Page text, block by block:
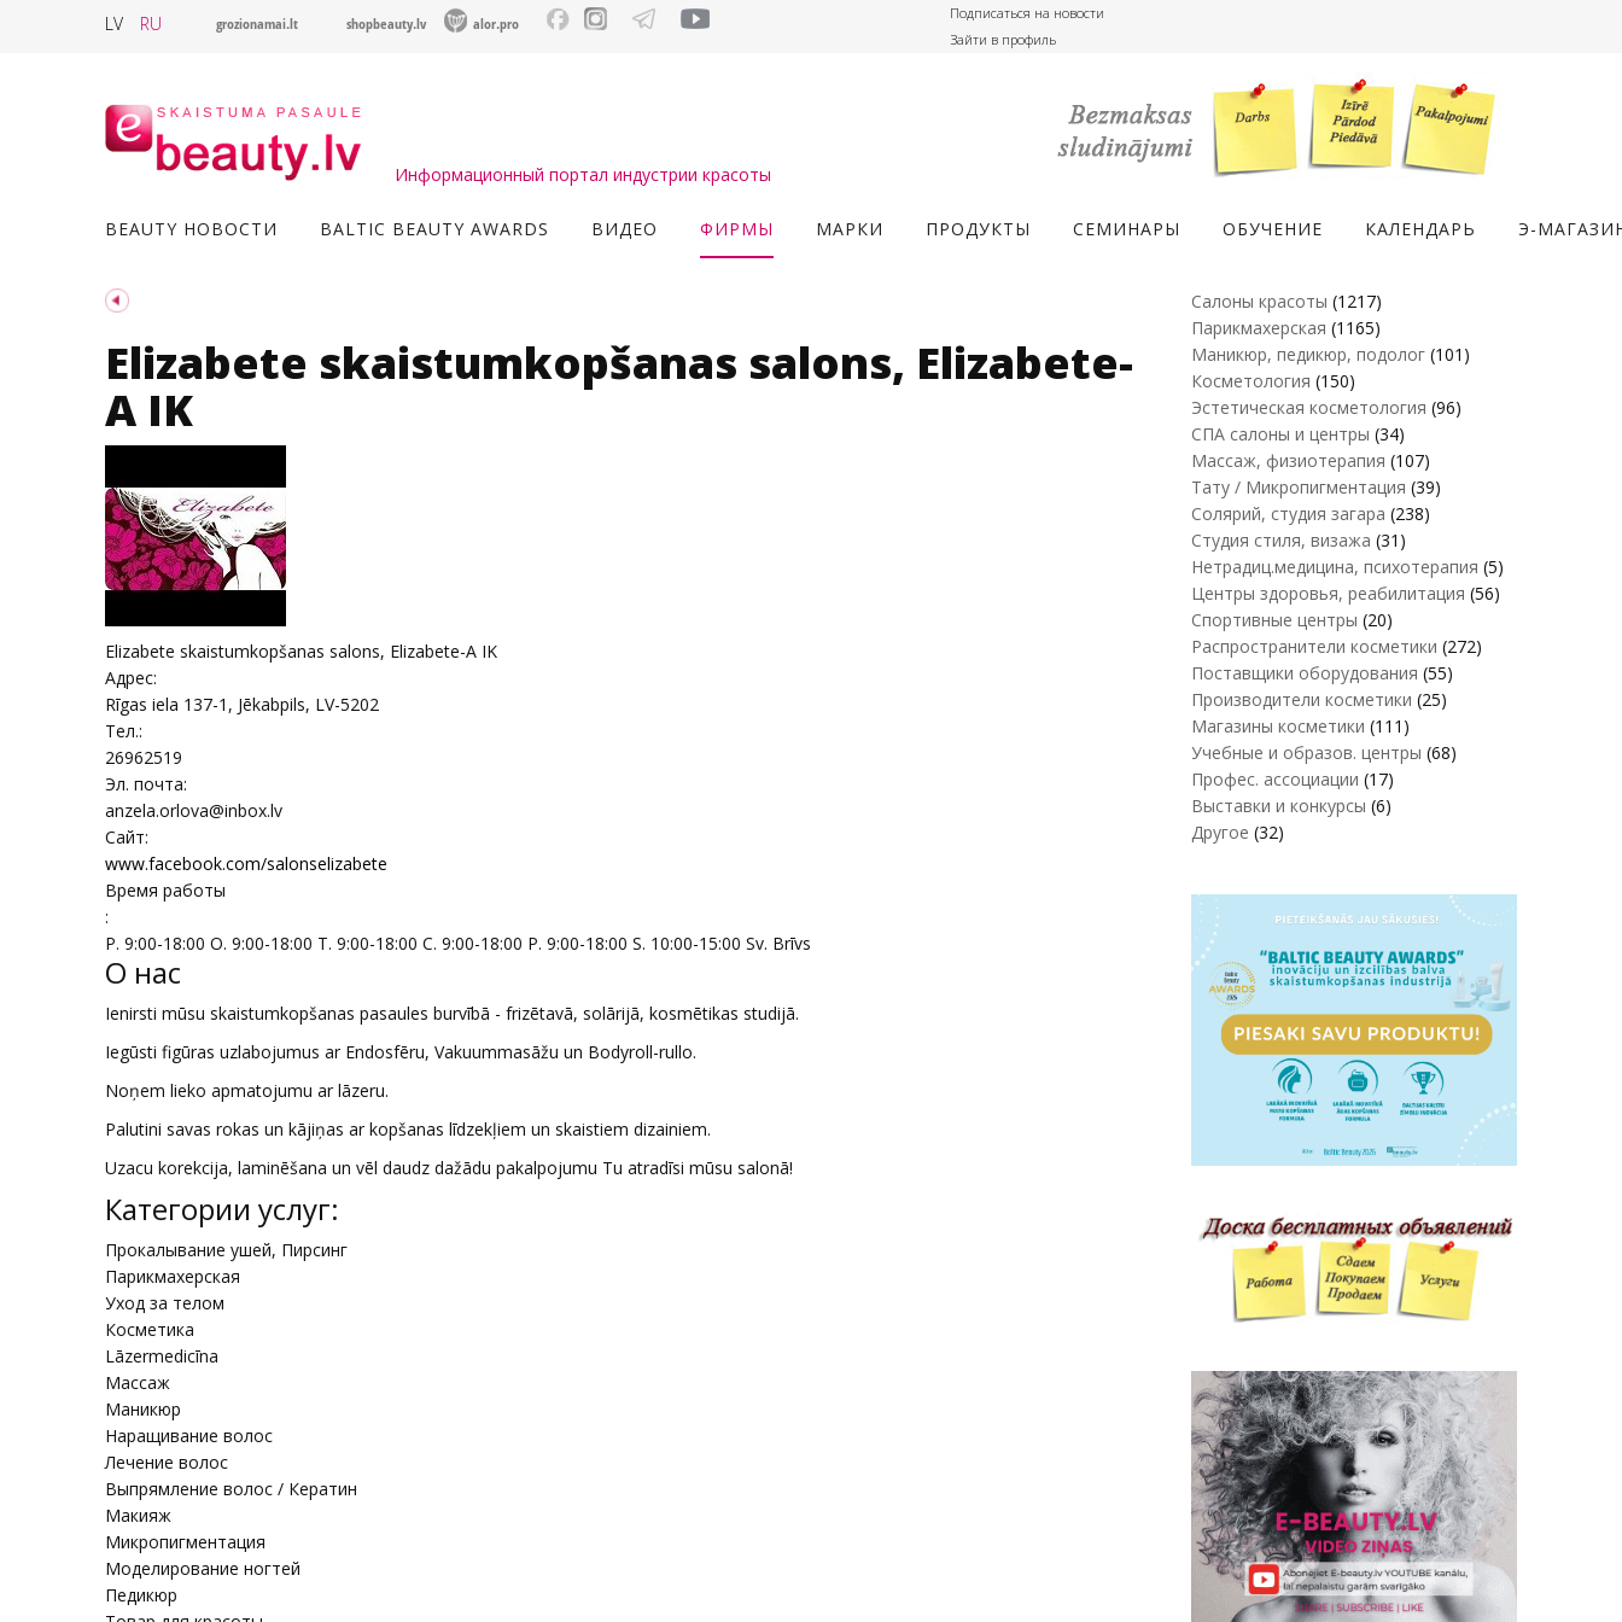
LV RU grozionamai.lt shopbeauty.lv alor.pro
Подписаться на новости
Зайти в профиль
Информационный портал индустрии красоты
BEAUTY НОВОСТИ BALTIC BEAUTY AWARDS ВИДЕО ФИРМЫ МАРКИ ПРОДУКТЫ СЕМИНАРЫ ОБУЧЕНИЕ КАЛЕНДАРЬ Э-
Elizabete skaistumkopšanas salons, Elizabete-
A IK
Elizabete skaistumkopšanas salons, Elizabete-A IK
Адрес:
Rīgas iela 137-1 , Jēkabpils, LV-5202
Тел.:
26962519
Эл. почта:
anzela.orlova@inbox.lv
Сайт:
www.facebook.com/salonselizabete
Время работы
:
P. 9:00-18:00 O. 9:00-18:00 T. 9:00-18:00 C. 9:00-18:00 P. 9:00-18:00 S. 10:00-15:00 Sv. Brīvs
О нас
Ienirsti mūsu skaistumkopšanas pasaules burvībā - frizētavā, solārijā, kosmētikas studijā.
Iegūsti figūras uzlabojumus ar Endosfēru, Vakuummasāžu un Bodyroll-rullo.
Noņem lieko apmatojumu ar lāzeru.
Palutini savas rokas un kājiņas ar kopšanas līdzekļiem un skaistiem dizainiem.
Uzacu korekcija, laminēšana un vēl daudz dažādu pakalpojumu Tu atradīsi mūsu salonā!
Категории услуг:
Прокалывание ушей, Пирсинг
Парикмахерская
Уход за телом
Косметика
Lāzermedicīna
Массаж
Маникюр
Наращивание волос
Лечение волос
Выпрямление волос / Кератин
Макияж
Микропигментация
Моделирование ногтей
Педикюр
Салоны красоты (1217)
Парикмахерская (1165)
Маникюр, педикюр, подолог (101)
Косметология (150)
Эстетическая косметология (96)
СПА салоны и центры (34)
Массаж, физиотерапия (107)
Тату / Микропигментация (39)
Солярий, студия загара (238)
Студия стиля, визажа (31)
Нетрадиц.медицина, психотерапия (5)
Центры здоровья, реабилитация (56)
Спортивные центры (20)
Распространители косметики (272)
Поставщики оборудования (55)
Производители косметики (25)
Магазины косметики (111)
Учебные и образов. центры (68)
Профес. ассоциации (17)
Выставки и конкурсы (6)
Другое (32)